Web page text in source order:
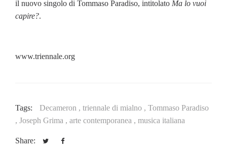
il nuovo singolo di Tommaso Paradiso, intitolato Ma lo vuoi
capire?.
www.triennale.org
Tags: Decameron , triennale di mialno , Tommaso Paradiso
, Joseph Grima , arte contemporanea , musica italiana
Share: